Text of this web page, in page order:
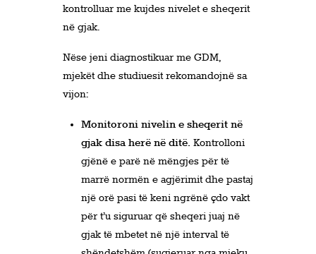
kontrolluar me kujdes nivelet e sheqerit
në gjak.
Nëse jeni diagnostikuar me GDM,
mjekët dhe studiuesit rekomandojnë sa
vijon:
Monitoroni nivelin e sheqerit në
gjak disa herë në ditë. Kontrolloni
gjënë e parë në mëngjes për të
marrë normën e agjërimit dhe pastaj
një orë pasi të keni ngrënë çdo vakt
për t’u siguruar që sheqeri juaj në
gjak të mbetet në një interval të